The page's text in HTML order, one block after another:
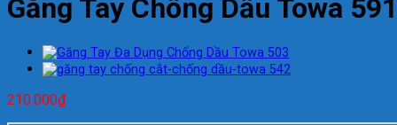
Găng Tay Chống Dầu Towa 591
210.000₫